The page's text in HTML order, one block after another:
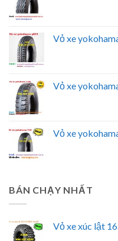
Vỏ xe
Vỏ xe
Vỏ xe
BÁN CHẠY NHẤT
Vỏ xe xúc lật